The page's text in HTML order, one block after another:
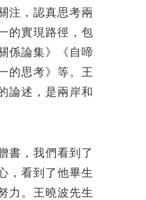
注，認真思考兩
的實現路徑，包
係論集》《自啼
的思考》等。王
論述，是兩岸和
書，我們看到了
，看到了他畢生
力。王曉波先生